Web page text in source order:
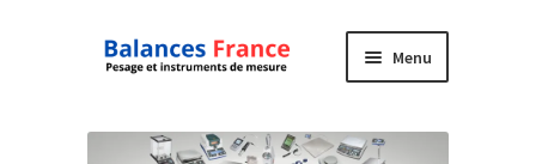
Aller
navigation
Aller
Menu